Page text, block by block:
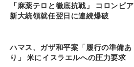
「麻薬テロと徹底抗戦」 コロンビア
新大統領就任翌日に連続爆破
ハマス、ガザ和平案「履行の準備あ
り」 米にイスラエルへの圧力要求